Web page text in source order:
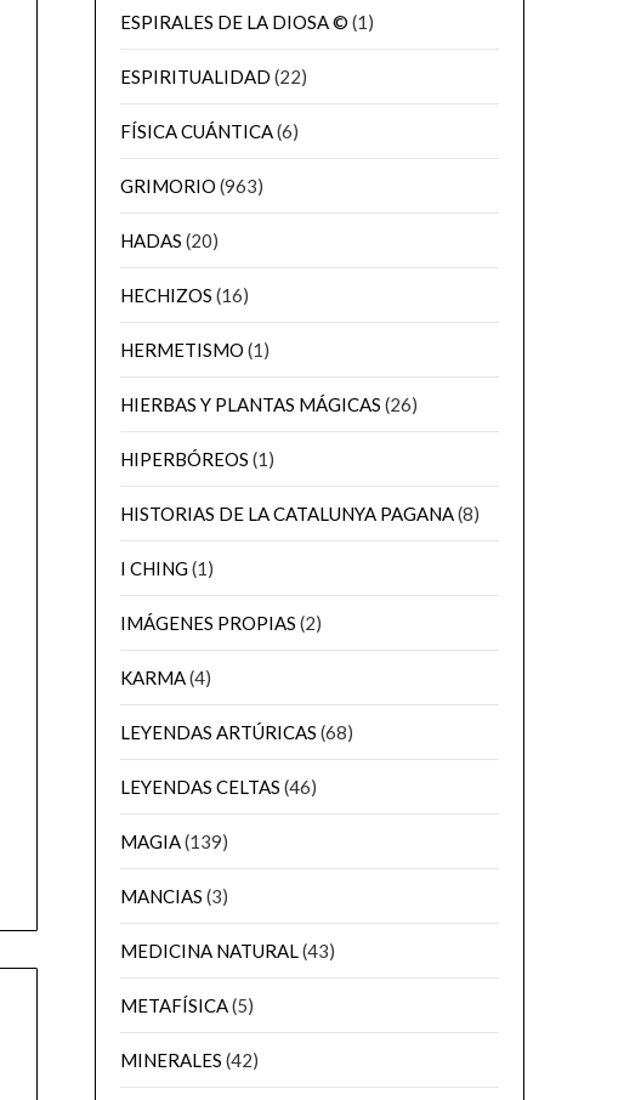
ESPIRALES DE LA DIOSA © (1)
ESPIRITUALIDAD (22)
FÍSICA CUÁNTICA(6)
GRIMORIO (963)
HADAS (20)
HECHIZOS (16)
HERMETISMO (1)
HIERBAS Y PLANTAS MÁGICAS (26)
HIPERBÓREOS (1)
HISTORIAS DE LA CATALUNYA PAGANA(8)
I CHING(1)
IMÁGENES PROPIAS (2)
KARMA(4)
LEYENDAS ARTÚRICAS (68)
LEYENDAS CELTAS (46)
MAGIA(139)
MANCIAS (3)
MEDICINA NATURAL(43)
METAFÍSICA(5)
MINERALES (42)